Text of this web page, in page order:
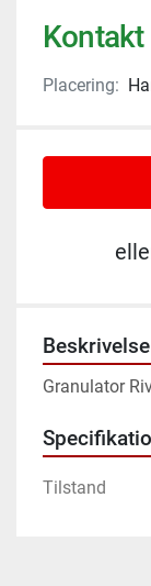
Placering:
Beskrivelse
Granulator
Tilstand